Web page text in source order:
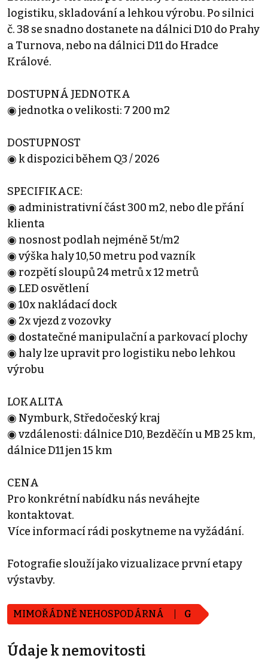
logistiku, skladování a lehkou výrobu. Po silnici
č. 38 se snadno dostanete na dálnici D10 do Prahy
a Turnova, nebo na dálnici D11 do Hradce
Králové.
DOSTUPNÁ JEDNOTKA
◉ jednotka o velikosti: 7 200 m2
DOSTUPNOST
◉ k dispozici během Q3 / 2026
SPECIFIKACE:
◉ administrativní část 300 m2, nebo dle přání
klienta
◉ nosnost podlah nejméně 5t/m2
◉ výška haly 10,50 metru pod vazník
◉ rozpětí sloupů 24 metrů x 12 metrů
◉ LED osvětlení
◉ 10x nakládací dock
◉ 2x vjezd z vozovky
◉ dostatečné manipulační a parkovací plochy
◉ haly lze upravit pro logistiku nebo lehkou
výrobu
LOKALITA
◉ Nymburk, Středočeský kraj
◉ vzdálenosti: dálnice D10, Bezděčín u MB 25 km,
dálnice D11 jen 15 km
CENA
Pro konkrétní nabídku nás neváhejte
kontaktovat.
Více informací rádi poskytneme na vyžádání.
Fotografie slouží jako vizualizace první etapy
výstavby.
MIMOŘÁDNĚ NEHOSPODÁRNÁ G
Údaje k nemovitosti